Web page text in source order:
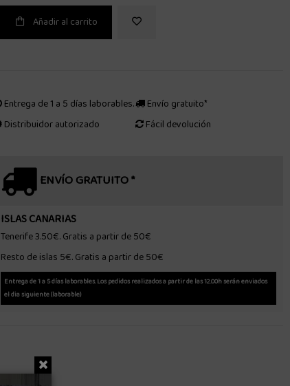
Añadir al carrito
Entrega de 1 a 5 días laborables.
Distribuidor autorizado
Envío gratuito*
Fácil devolución
ENVÍO GRATUITO *
ISLAS CANARIAS
Tenerife 3.50€. Gratis a partir de 50€
Resto de islas 5€. Gratis a partir de 50€
Entrega de 1 a 5 días laborables. Los pedidos realizados a partir de las 12.00h serán enviados
el dia siguiente (laborable)